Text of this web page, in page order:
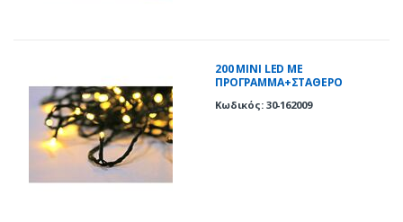
200 ΜΙΝΙ LED ΜΕ
ΠΡΟΓΡΑΜΜΑ+ΣΤΑΘΕΡΟ
Κωδικός: 30-162009